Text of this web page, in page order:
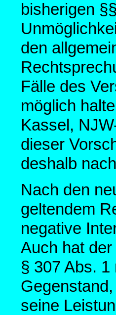
bisherigen
den
Fälle des
möglich
Kassel,
dieser
deshalb
Nach den
geltendem
negative
Auch hat
§ 307 Abs.
seine